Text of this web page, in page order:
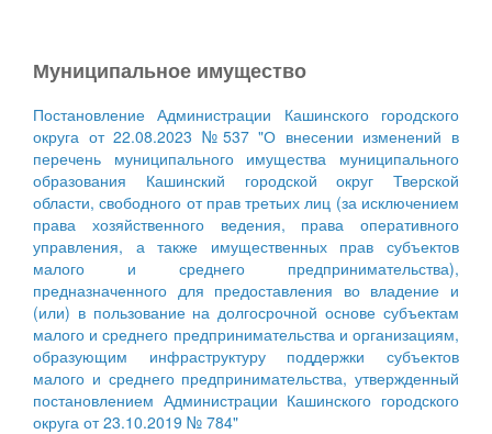
Муниципальное имущество
Постановление Администрации Кашинского городского
округа от 22.08.2023 №537 "О внесении изменений в
перечень муниципального имущества муниципального
образования Кашинский городской округ Тверской
области, свободного от прав третьих лиц (за исключением
права хозяйственного ведения, права оперативного
управления, а также имущественных прав субъектов
малого и среднего предпринимательства),
предназначенного для предоставления во владение и
(или) в пользование на долгосрочной основе субъектам
малого и среднего предпринимательства и организациям,
образующим инфраструктуру поддержки субъектов
малого и среднего предпринимательства, утвержденный
постановлением Администрации Кашинского городского
округа от 23.10.2019 № 784"